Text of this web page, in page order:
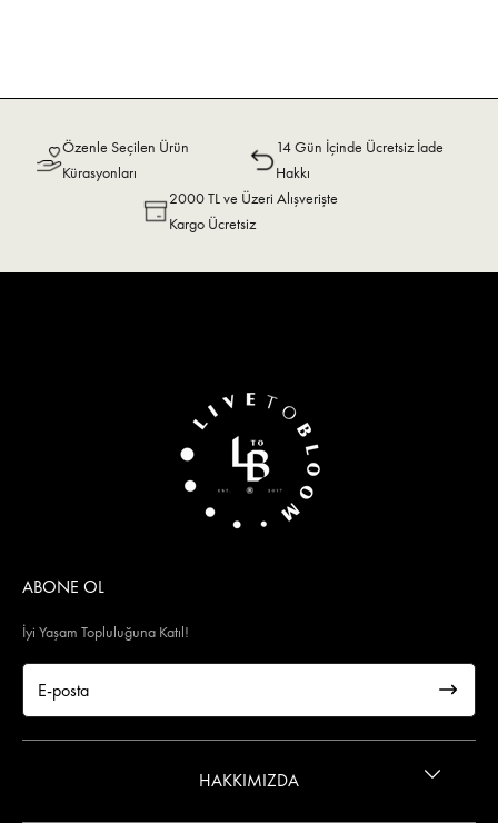
Özenle Seçilen Ürün
Kürasyonları
14 Gün İçinde Ücretsiz İade
Hakkı
2000 TL ve Üzeri Alışverişte
Kargo Ücretsiz
ABONE OL
İyi Yaşam Topluluğuna Katıl!
HAKKIMIZDA